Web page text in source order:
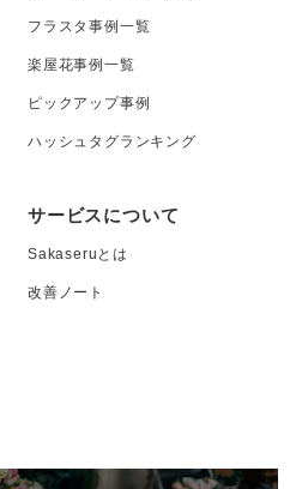
フラスタ事例一覧
楽屋花事例一覧
ピックアップ事例
ハッシュタグランキング
サービスについて
Sakaseruとは
改善ノート